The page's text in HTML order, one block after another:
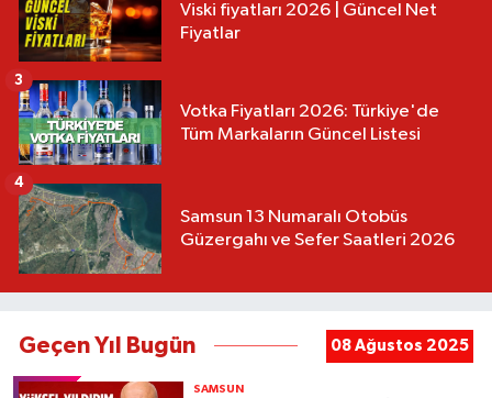
Viski fiyatları 2026 | Güncel Net
Fiyatlar
Votka Fiyatları 2026: Türkiye'de
Tüm Markaların Güncel Listesi
3
Samsun 13 Numaralı Otobüs
Güzergahı ve Sefer Saatleri 2026
4
Geçen Yıl Bugün 08 Ağustos 2025
SAMSUN